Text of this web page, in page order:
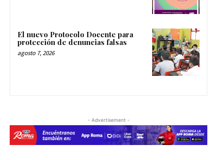
El nuevo Protocolo Docente para
protección de denuncias falsas
agosto 7, 2026
- Advertisement -